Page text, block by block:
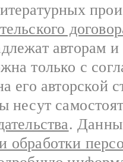
авторам
только с
его авторской
несут
.
обработки